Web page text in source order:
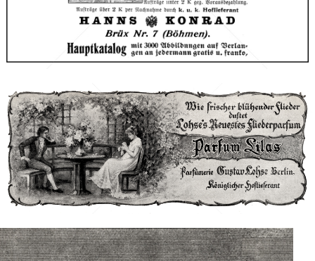
Lohse Kosmetik Gustav Lohse, Berlin 1911
Bild-ID: 42326